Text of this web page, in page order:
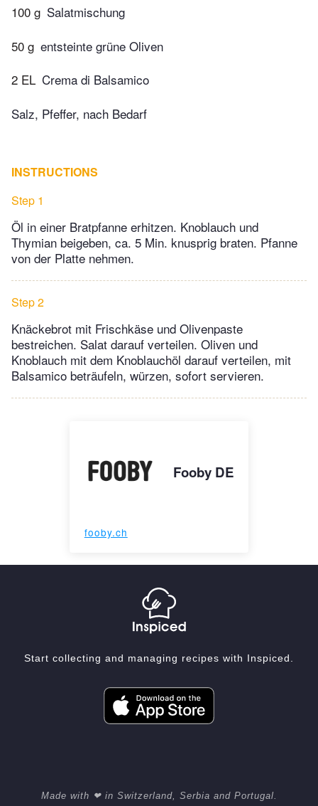
100 g Salatmischung
50 g entsteinte grüne Oliven
2 EL Crema di Balsamico
Salz, Pfeffer, nach Bedarf
INSTRUCTIONS
Step 1
Öl in einer Bratpfanne erhitzen. Knoblauch und
Thymian beigeben, ca. 5 Min. knusprig braten. Pfanne
von der Platte nehmen.
Step 2
Knäckebrot mit Frischkäse und Olivenpaste
bestreichen. Salat darauf verteilen. Oliven und
Knoblauch mit dem Knoblauchöl darauf verteilen, mit
Balsamico beträufeln, würzen, sofort servieren.
Fooby DE
fooby.ch
Start collecting and managing recipes with Inspiced.
Made with ❤ in Switzerland, Serbia and Portugal.